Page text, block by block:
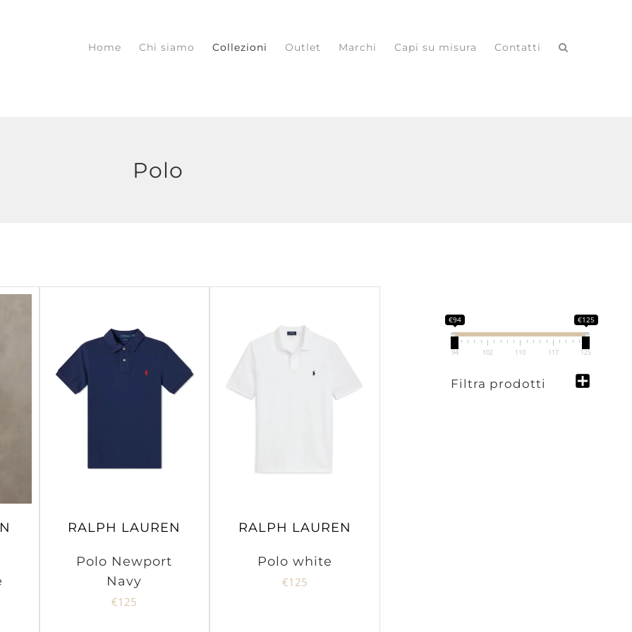
Home Chi siamo Collezioni Outlet Marchi Capi su misura Contatti
Polo
RALPH LAUREN
Polo Newport
Navy
€125
RALPH LAUREN
Polo white
€125
€94 €125
94 102 110 117 125
Filtra prodotti